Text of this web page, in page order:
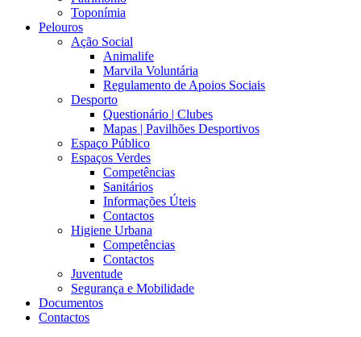
Toponímia
Pelouros
Ação Social
Animalife
Marvila Voluntária
Regulamento de Apoios Sociais
Desporto
Questionário | Clubes
Mapas | Pavilhões Desportivos
Espaço Público
Espaços Verdes
Competências
Sanitários
Informações Úteis
Contactos
Higiene Urbana
Competências
Contactos
Juventude
Segurança e Mobilidade
Documentos
Contactos